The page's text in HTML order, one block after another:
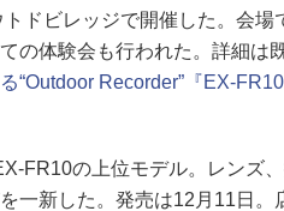
ドビレッジで開催した。会場
の体験会も行われた。詳細は
Recorder”『EX-
FR10の上位モデル。レンズ
一新した。発売は12月11日。